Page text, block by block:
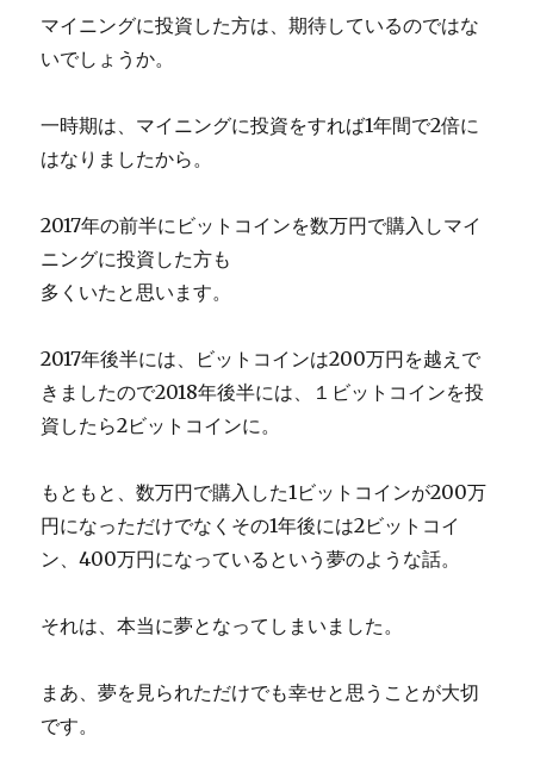
マイニングに投資した方は、期待しているのではな
いでしょうか。
一時期は、マイニングに投資をすれば1年間で2倍に
はなりましたから。
2017年の前半にビットコインを数万円で購入しマイ
ニングに投資した方も
多くいたと思います。
2017年後半には、ビットコインは200万円を越えで
きましたので2018年後半には、１ビットコインを投
資したら2ビットコインに。
もともと、数万円で購入した1ビットコインが200万
円になっただけでなくその1年後には2ビットコイ
ン、400万円になっているという夢のような話。
それは、本当に夢となってしまいました。
まあ、夢を見られただけでも幸せと思うことが大切
です。